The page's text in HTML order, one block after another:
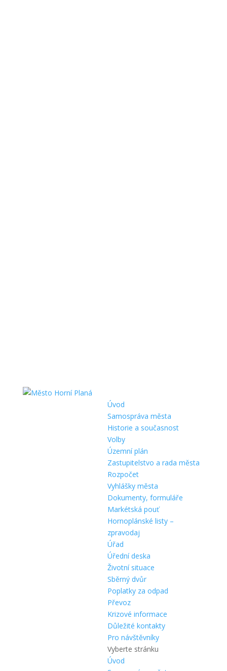
Úvod
Samospráva města
Historie a současnost
Volby
Územní plán
Zastupitelstvo a rada města
Rozpočet
Vyhlášky města
Dokumenty, formuláře
Markétská pouť
Hornoplánské listy –
zpravodaj
Úřad
Úřední deska
Životní situace
Sběrný dvůr
Poplatky za odpad
Převoz
Krizové informace
Důležité kontakty
Pro návštěvníky
Vyberte stránku
Úvod